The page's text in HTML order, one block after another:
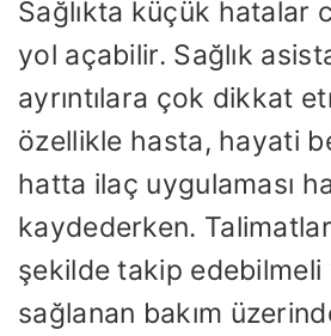
Sağlıkta küçük hatalar
yol açabilir. Sağlık
ayrıntılara çok dikkat
özellikle hasta, hayati
hatta ilaç uygulaması
kaydederken.
şekilde takip edebilmeli
sağlanan bakım